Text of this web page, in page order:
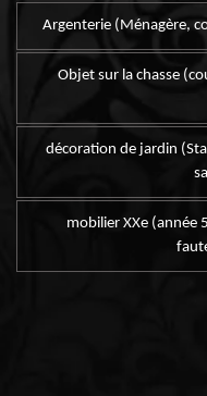
Argenterie (Ménagère,
Objet sur la chasse
décoration de jardin
mobilier XXe (année